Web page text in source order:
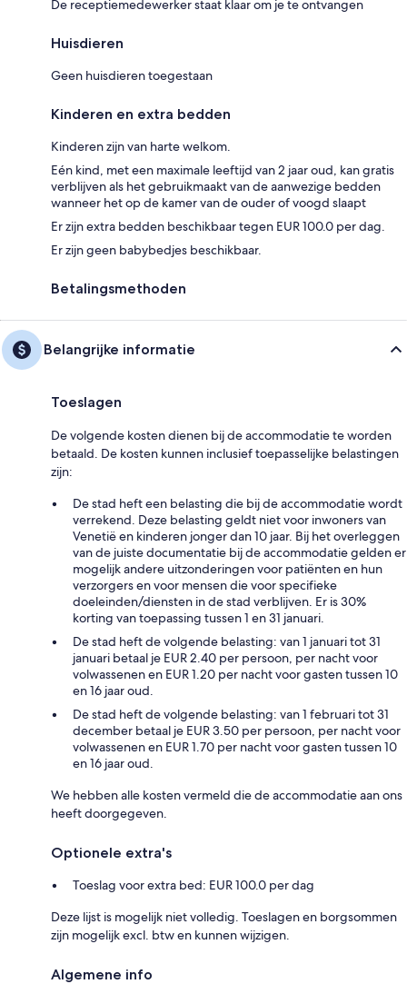
De receptiemedewerker staat klaar om je te ontvangen
Huisdieren
Geen huisdieren toegestaan
Kinderen en extra bedden
Kinderen zijn van harte welkom.
Eén kind, met een maximale leeftijd van 2 jaar oud, kan gratis
verblijven als het gebruikmaakt van de aanwezige bedden
wanneer het op de kamer van de ouder of voogd slaapt
Er zijn extra bedden beschikbaar tegen EUR 100.0 per dag.
Er zijn geen babybedjes beschikbaar.
Betalingsmethoden
Belangrijke informatie
Toeslagen
De volgende kosten dienen bij de accommodatie te worden
betaald. De kosten kunnen inclusief toepasselijke belastingen
zijn:
De stad heft een belasting die bij de accommodatie wordt
verrekend. Deze belasting geldt niet voor inwoners van
Venetië en kinderen jonger dan 10 jaar. Bij het overleggen
van de juiste documentatie bij de accommodatie gelden er
mogelijk andere uitzonderingen voor patiënten en hun
verzorgers en voor mensen die voor specifieke
doeleinden/diensten in de stad verblijven. Er is 30%
korting van toepassing tussen 1 en 31 januari.
De stad heft de volgende belasting: van 1 januari tot 31
januari betaal je EUR 2.40 per persoon, per nacht voor
volwassenen en EUR 1.20 per nacht voor gasten tussen 10
en 16 jaar oud.
De stad heft de volgende belasting: van 1 februari tot 31
december betaal je EUR 3.50 per persoon, per nacht voor
volwassenen en EUR 1.70 per nacht voor gasten tussen 10
en 16 jaar oud.
We hebben alle kosten vermeld die de accommodatie aan ons
heeft doorgegeven.
Optionele extra's
Toeslag voor extra bed: EUR 100.0 per dag
Deze lijst is mogelijk niet volledig. Toeslagen en borgsommen
zijn mogelijk excl. btw en kunnen wijzigen.
Algemene info